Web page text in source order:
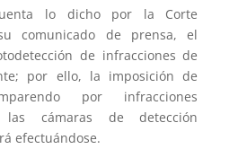
lo dicho por la Corte
comunicado de prensa, el
de infracciones de
por ello, la imposición de
por infracciones
las cámaras de detección
efectuándose.